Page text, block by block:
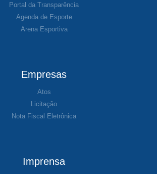
Portal da Transparência
Agenda de Esporte
Arena Esportiva
Empresas
Atos
Licitação
Nota Fiscal Eletrônica
Imprensa